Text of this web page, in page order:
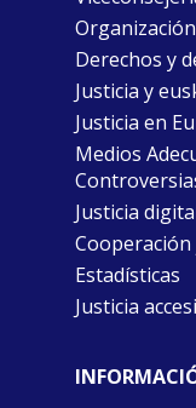
Derechos y
Justicia y
Justicia en
Medios
Justicia
Estadísticas
Justicia